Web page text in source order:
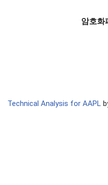
암호화
Technical Analysis for AAPL